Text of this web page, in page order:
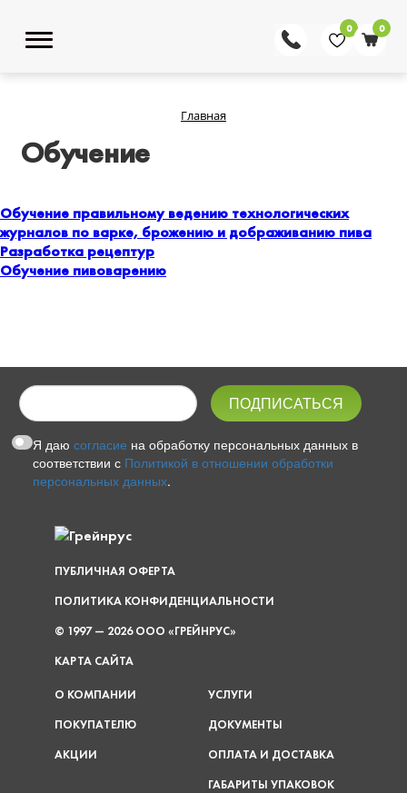
0 0
Главная
Обучение
Обучение правильному ведению технологических
журналов по варке, брожению и дображиванию пива
Разработка рецептур
Обучение пивоварению
Я даюсогласие на обработку персональных данных в
соответствии с Политикой в отношении обработки
персональных данных.
ПУБЛИЧНАЯ ОФЕРТА
ПОЛИТИКА КОНФИДЕНЦИАЛЬНОСТИ
© 1997 — 2026 ООО «ГРЕЙНРУС»
КАРТА САЙТА
О КОМПАНИИ
ПОКУПАТЕЛЮ
АКЦИИ
УСЛУГИ
ДОКУМЕНТЫ
ОПЛАТА И ДОСТАВКА
ГАБАРИТЫ УПАКОВОК